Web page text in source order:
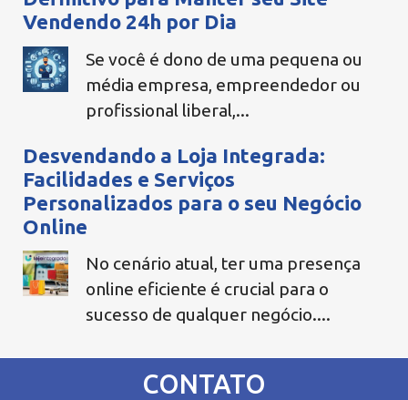
Vendendo 24h por Dia
Se você é dono de uma pequena ou
média empresa, empreendedor ou
profissional liberal,...
Desvendando a Loja Integrada:
Facilidades e Serviços
Personalizados para o seu Negócio
Online
No cenário atual, ter uma presença
online eficiente é crucial para o
sucesso de qualquer negócio....
CONTATO